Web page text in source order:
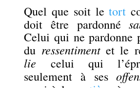
Quel que soit letort
doit être pardonné
Celui qui ne pardonne
du ressentimentet le
lie celui qui
seulement à ses